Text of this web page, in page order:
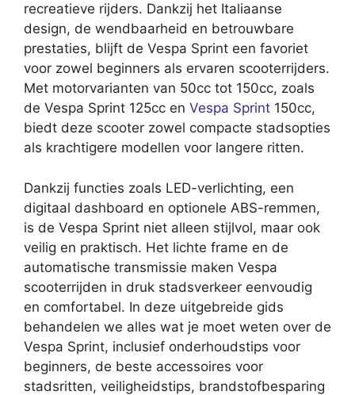
recreatieve rijders. Dankzij het Italiaanse
design, de wendbaarheid en betrouwbare
prestaties, blijft de Vespa Sprint een favoriet
voor zowel beginners als ervaren scooterrijders.
Met motorvarianten van 50cc tot 150cc, zoals
de Vespa Sprint 125cc en Vespa Sprint 150cc,
biedt deze scooter zowel compacte stadsopties
als krachtigere modellen voor langere ritten.
Dankzij functies zoals LED-verlichting, een
digitaal dashboard en optionele ABS-remmen,
is de Vespa Sprint niet alleen stijlvol, maar ook
veilig en praktisch. Het lichte frame en de
automatische transmissie maken Vespa
scooterrijden in druk stadsverkeer eenvoudig
en comfortabel. In deze uitgebreide gids
behandelen we alles wat je moet weten over de
Vespa Sprint, inclusief onderhoudstips voor
beginners, de beste accessoires voor
stadsritten, veiligheidstips, brandstofbesparing